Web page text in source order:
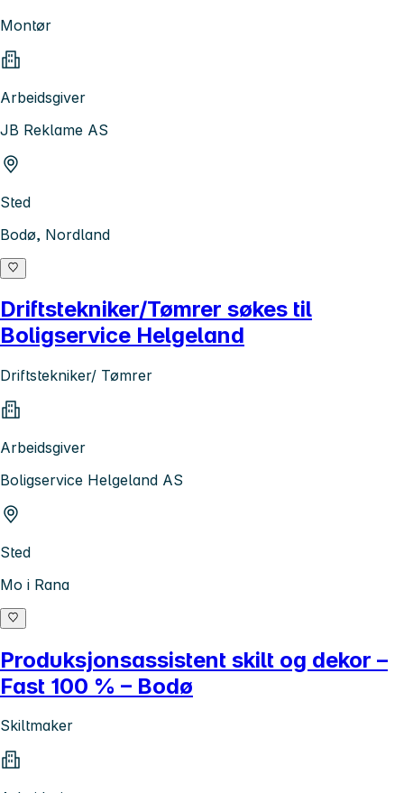
Montør
Arbeidsgiver
JB Reklame AS
Sted
Bodø, Nordland
Driftstekniker/Tømrer søkes til
Boligservice Helgeland
Driftstekniker/ Tømrer
Arbeidsgiver
Boligservice Helgeland AS
Sted
Mo i Rana
Produksjonsassistent skilt og dekor –
Fast 100 % – Bodø
Skiltmaker